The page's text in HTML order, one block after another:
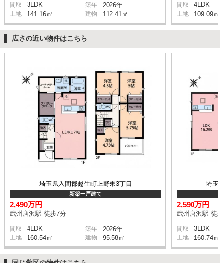
間取 3LDK 築年 2026年
土地 141.16㎡ 建物 112.41㎡
間取 4LDK
土地 109.09㎡
広さの近い物件はこちら
埼玉県入間郡越生町上野東3丁目
新築一戸建て
2,490万円
武州唐沢駅 徒歩7分
間取 4LDK 築年 2026年
土地 160.54㎡ 建物 95.58㎡
埼玉
2,590万円
武州唐沢駅 徒
間取 3LDK
土地 160.74㎡